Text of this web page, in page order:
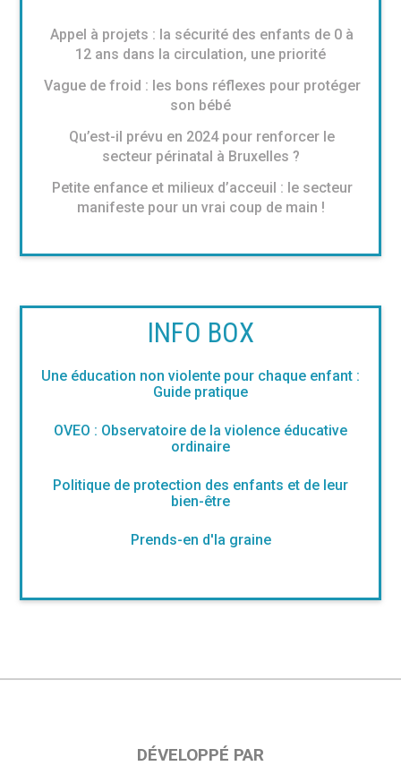
Appel à projets : la sécurité des enfants de 0 à
12 ans dans la circulation, une priorité
Vague de froid : les bons réflexes pour protéger
son bébé
Qu’est-il prévu en 2024 pour renforcer le
secteur périnatal à Bruxelles ?
Petite enfance et milieux d’acceuil : le secteur
manifeste pour un vrai coup de main !
INFO BOX
Une éducation non violente pour chaque enfant :
Guide pratique
OVEO : Observatoire de la violence éducative
ordinaire
Politique de protection des enfants et de leur
bien-être
Prends-en d'la graine
DÉVELOPPÉ PAR